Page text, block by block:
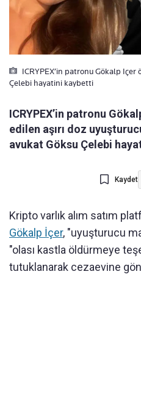
ICRYPEX’in patronu Gökalp
Çelebi hayatini kaybetti
ICRYPEX’in patronu
edilen aşırı doz
avukat Göksu Çelebi
Kaydet
Kripto varlık alım satım
Gökalp İçer, "uyuşturucu
"olası kastla öldürmeye
tutuklanarak cezaevine